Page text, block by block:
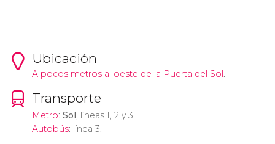
Ubicación
A pocos metros al oeste de la Puerta del Sol.
Transporte
Metro: Sol , líneas 1, 2 y 3.
Autobús: línea 3.